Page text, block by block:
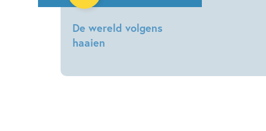
De wereld volgens
haaien
Talbot,